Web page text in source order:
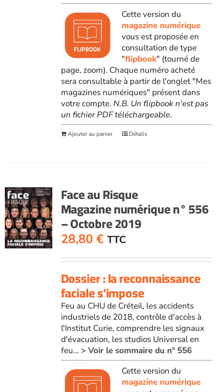
Cette version du
magazine numérique
vous est proposée en
consultation de type
"flipbook" (tourné de
page, zoom). Chaque numéro acheté
sera consultable à partir de l'onglet "Mes
magazines numériques" présent dans
votre compte. N.B. Un flipbook n'est pas
un fichier PDF téléchargeable.
Ajouter au panier Détails
Face au Risque
Magazine numérique n° 556
– Octobre 2019
28,80 € TTC
Dossier : la reconnaissance
faciale s’impose
Feu au CHU de Créteil, les accidents
industriels de 2018, contrôle d'accès à
l'Institut Curie, comprendre les signaux
d'évacuation, les studios Universal en
feu... > Voir le sommaire du n° 556
Cette version du
magazine numérique